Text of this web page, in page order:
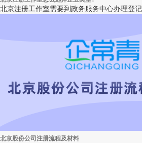
北京注册工作室需要到政务服务中心办理登
北京股份公司注册流程及材料